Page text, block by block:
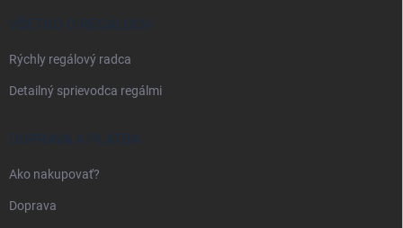
VŠETKO O REGÁLOCH
Rýchly regálový radca
Detailný sprievodca regálmi
DOPRAVA A PLATBA
Ako nakupovať?
Doprava